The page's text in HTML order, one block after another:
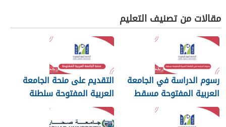
مقالات من تصنيف التعليم
رسوم الدراسة في الجامعة
العربية المفتوحة مسقط
2026
التقديم على منحة الجامعة
العربية المفتوحة سلطنة
عمان 2026